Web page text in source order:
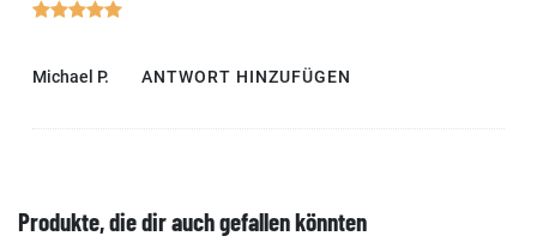
Michael P. ANTWORT HINZUFÜGEN
Produkte, die dir auch gefallen könnten